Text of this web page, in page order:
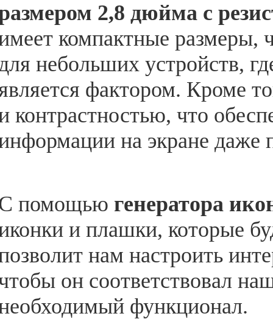
2,8 дюйма с
компактные размеры,
небольших устройств,
фактором. Кроме
контрастностью, что
на экране даже
помощью генератора
и плашки, которые
нам настроить
он соответствовал
функционал.